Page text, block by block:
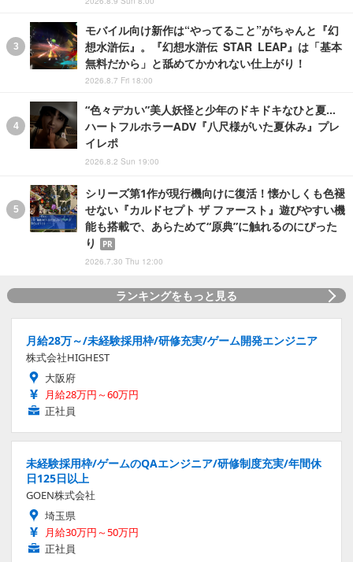
モバイル向け新作は“やってること”がちゃんと『幻
想水滸伝』。『幻想水滸伝 STAR LEAP』は「基本
無料だから」と舐めてかかれない仕上がり！
2026.8.7 Fri 18:00
“色々デカい”美人妖怪と少年のドキドキなひと夏…
ハートフルホラーADV『八尺様がいた夏休み』プレ
イレポ
2026.8.2 Sun 19:00
シリーズ第1作が現行機向けに復活！懐かしくも色褪
せない『カルドセプト ザ ファースト』遊びやすい機
能も搭載で、あらためて“原典”に触れるのにぴった
り
PR
2026.7.30 Thu 12:00
ランキングをもっと見る
月給28万～/未経験採用枠/研修充実/ゲーム開発エンジニア
株式会社HIGHEST
大阪府
月給28万円～60万円
正社員
未経験採用枠/ゲームのQAエンジニア/研修制度充実/年間休
日125日以上
GOEN株式会社
埼玉県
月給30万円～50万円
正社員